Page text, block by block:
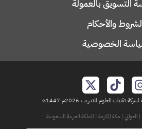
التسويق بالعمولة
والأحكام
الخصوصية
العلوم للتدريب 2026م 1447هـ
| مكة المكرمة | المملكة العربية السعودية